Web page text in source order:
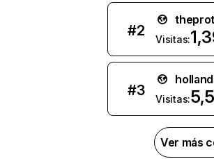
#2
Visitas:
#3
Visitas:
Ver más